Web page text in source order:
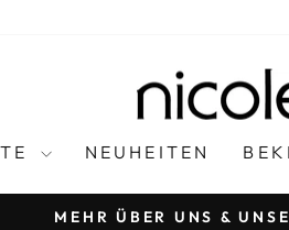
NEUHEITEN
MEHR ÜBER UNS &